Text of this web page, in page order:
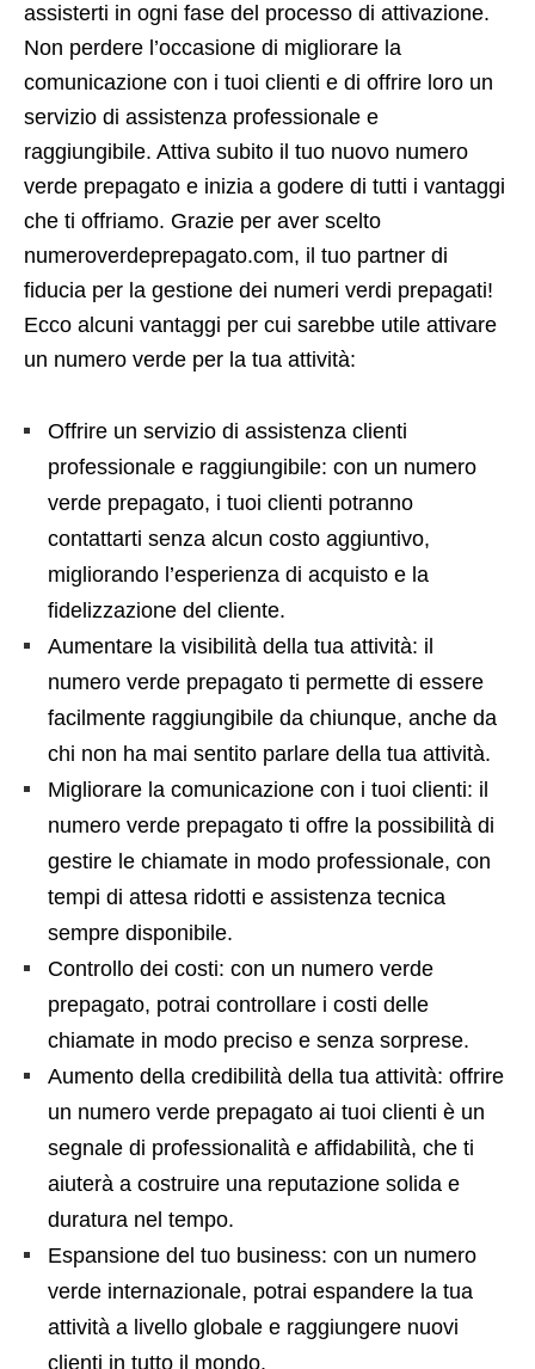
assisterti in ogni fase del processo di attivazione.
Non perdere l’occasione di migliorare la
comunicazione con i tuoi clienti e di offrire loro un
servizio di assistenza professionale e
raggiungibile. Attiva subito il tuo nuovo numero
verde prepagato e inizia a godere di tutti i vantaggi
che ti offriamo. Grazie per aver scelto
numeroverdeprepagato.com, il tuo partner di
fiducia per la gestione dei numeri verdi prepagati!
Ecco alcuni vantaggi per cui sarebbe utile attivare
un numero verde per la tua attività:
Offrire un servizio di assistenza clienti
professionale e raggiungibile: con un numero
verde prepagato, i tuoi clienti potranno
contattarti senza alcun costo aggiuntivo,
migliorando l’esperienza di acquisto e la
fidelizzazione del cliente.
Aumentare la visibilità della tua attività: il
numero verde prepagato ti permette di essere
facilmente raggiungibile da chiunque, anche da
chi non ha mai sentito parlare della tua attività.
Migliorare la comunicazione con i tuoi clienti: il
numero verde prepagato ti offre la possibilità di
gestire le chiamate in modo professionale, con
tempi di attesa ridotti e assistenza tecnica
sempre disponibile.
Controllo dei costi: con un numero verde
prepagato, potrai controllare i costi delle
chiamate in modo preciso e senza sorprese.
Aumento della credibilità della tua attività: offrire
un numero verde prepagato ai tuoi clienti è un
segnale di professionalità e affidabilità, che ti
aiuterà a costruire una reputazione solida e
duratura nel tempo.
Espansione del tuo business: con un numero
verde internazionale, potrai espandere la tua
attività a livello globale e raggiungere nuovi
clienti in tutto il mondo.